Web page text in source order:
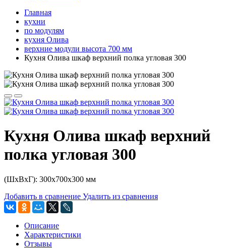
Главная
кухни
по модулям
кухня Олива
верхние модули высота 700 мм
Кухня Олива шкаф верхний полка угловая 300
Кухня Олива шкаф верхний
полка угловая 300
(ШхВхГ): 300х700х300 мм
Добавить в сравнение Удалить из сравнения
Описание
Характеристики
Отзывы